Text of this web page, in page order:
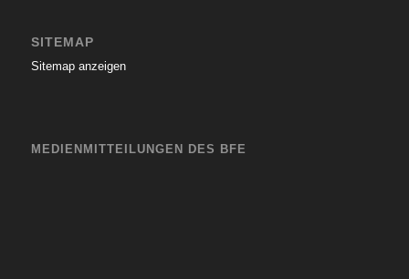
SITEMAP
Sitemap anzeigen
MEDIENMITTEILUNGEN DES BFE